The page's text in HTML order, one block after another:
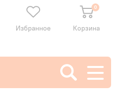
Избранное
0
Корзина